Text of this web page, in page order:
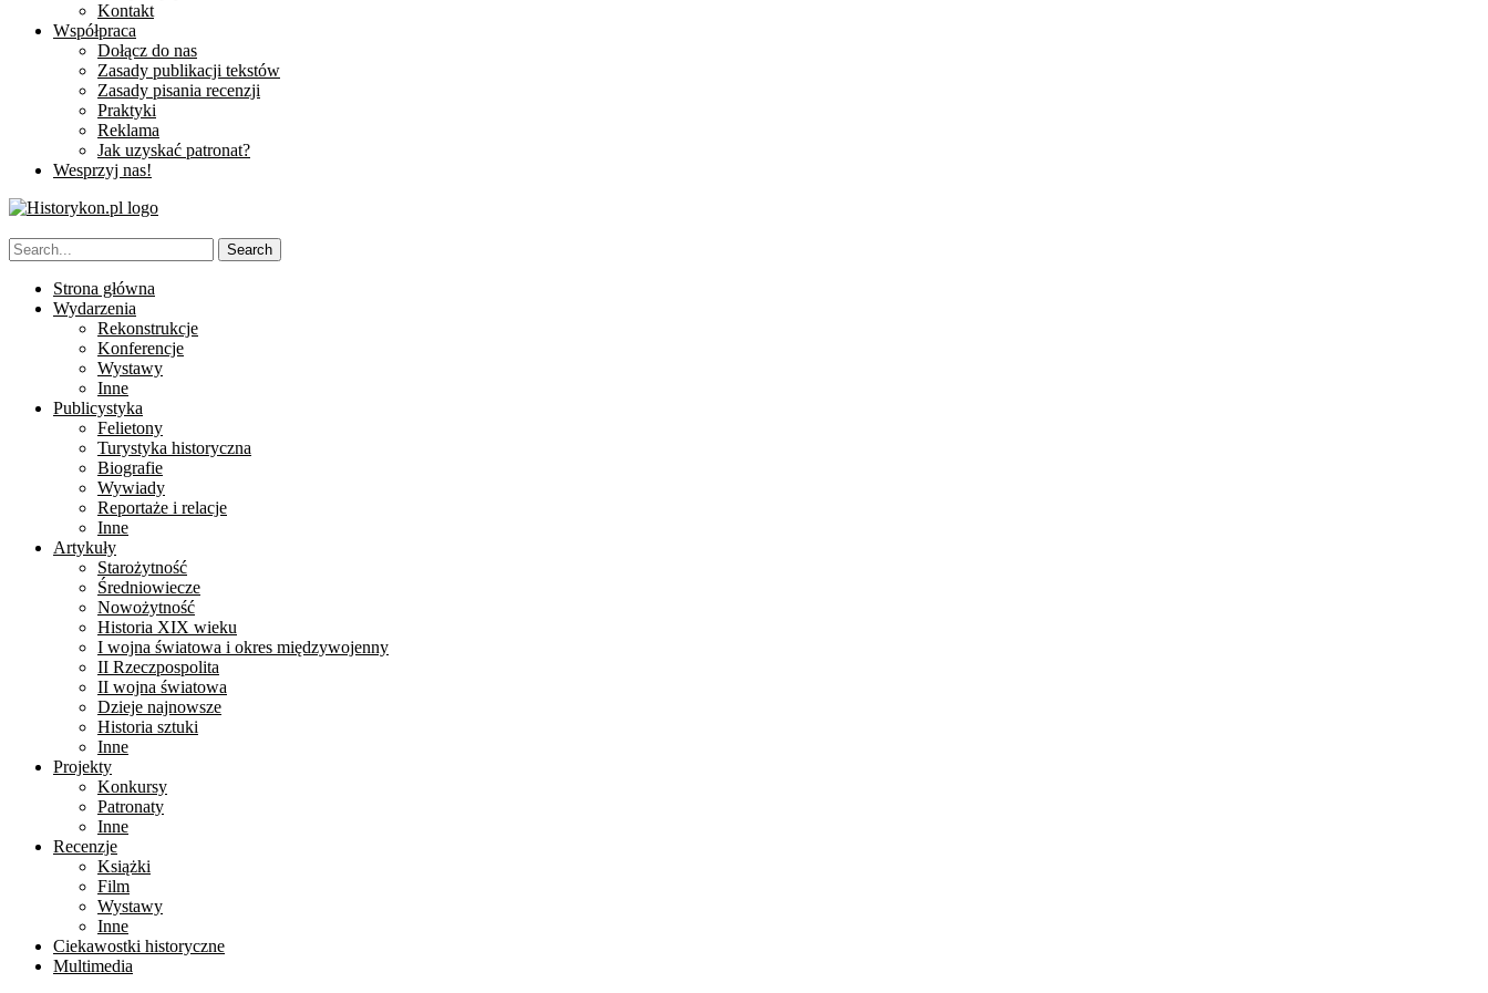
Kontakt
Współpraca
Dołącz do nas
Zasady publikacji tekstów
Zasady pisania recenzji
Praktyki
Reklama
Jak uzyskać patronat?
Wesprzyj nas!
Strona główna
Wydarzenia
Rekonstrukcje
Konferencje
Wystawy
Inne
Publicystyka
Felietony
Turystyka historyczna
Biografie
Wywiady
Reportaże i relacje
Inne
Artykuły
Starożytność
Średniowiecze
Nowożytność
Historia XIX wieku
I wojna światowa i okres międzywojenny
II Rzeczpospolita
II wojna światowa
Dzieje najnowsze
Historia sztuki
Inne
Projekty
Konkursy
Patronaty
Inne
Recenzje
Książki
Film
Wystawy
Inne
Ciekawostki historyczne
Multimedia